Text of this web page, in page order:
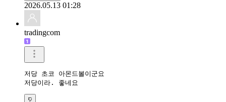
2026.05.13 01:28
tradingcom
저당 초코 아몬드볼이군요
저당이라. 좋네요